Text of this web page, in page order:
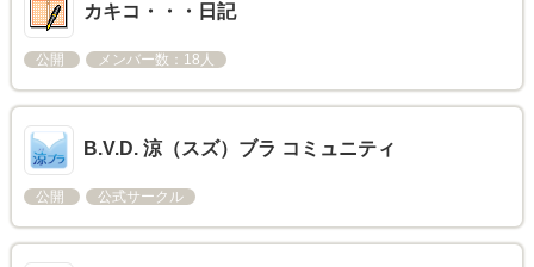
カキコ・・・日記
公開 メンバー数：18人
B.V.D. 涼（スズ）ブラ コミュニティ
公開 公式サークル